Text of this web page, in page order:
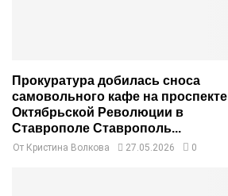
Прокуратура добилась сноса
самовольного кафе на проспекте
Октябрьской Революции в
Ставрополе Ставрополь...
От Кристина Волкова 27.05.2026 0